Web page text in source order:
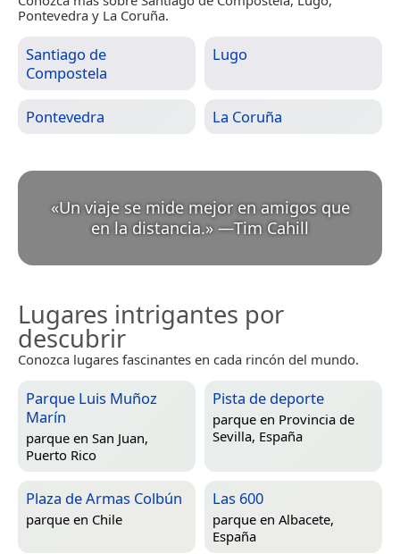
Pontevedra y La Coruña.
Santiago de
Compostela
Lugo
Pontevedra La Coruña
«Un viaje se mide mejor en amigos que
en la distancia.» —Tim Cahill
Lugares intrigantes por
descubrir
Conozca lugares fascinantes en cada rincón del mundo.
Parque Luis Muñoz
Marín
parque en San Juan,
Puerto Rico
Pista de deporte
parque en Provincia de
Sevilla, España
Plaza de Armas Colbún
parque en Chile
Las 600
parque en Albacete,
España